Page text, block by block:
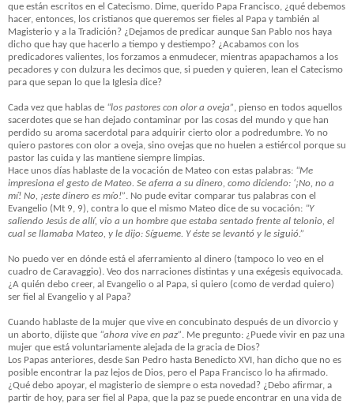
que están escritos en el Catecismo. Dime, querido Papa Francisco, ¿qué debemos
hacer, entonces, los cristianos que queremos ser fieles al Papa y también al
Magisterio y a la Tradición? ¿Dejamos de predicar aunque San Pablo nos haya
dicho que hay que hacerlo a tiempo y destiempo? ¿Acabamos con los
predicadores valientes, los forzamos a enmudecer, mientras apapachamos a los
pecadores y con dulzura les decimos que, si pueden y quieren, lean el Catecismo
para que sepan lo que la Iglesia dice?
Cada vez que hablas de “los pastores con olor a oveja”, pienso en todos aquellos
sacerdotes que se han dejado contaminar por las cosas del mundo y que han
perdido su aroma sacerdotal para adquirir cierto olor a podredumbre. Yo no
quiero pastores con olor a oveja, sino ovejas que no huelen a estiércol porque su
pastor las cuida y las mantiene siempre limpias.
Hace unos días hablaste de la vocación de Mateo con estas palabras: “Me
impresiona el gesto de Mateo. Se aferra a su dinero, como diciendo: ‘¡No, no a
mí! No, ¡este dinero es mío!”. No pude evitar comparar tus palabras con el
Evangelio (Mt 9, 9), contra lo que el mismo Mateo dice de su vocación: “Y
saliendo Jesús de allí, vio a un hombre que estaba sentado frente al telonio, el
cual se llamaba Mateo, y le dijo: Sígueme. Y éste se levantó y le siguió.”
No puedo ver en dónde está el aferramiento al dinero (tampoco lo veo en el
cuadro de Caravaggio). Veo dos narraciones distintas y una exégesis equivocada.
¿A quién debo creer, al Evangelio o al Papa, si quiero (como de verdad quiero)
ser fiel al Evangelio y al Papa?
Cuando hablaste de la mujer que vive en concubinato después de un divorcio y
un aborto, dijiste que “ahora vive en paz”. Me pregunto: ¿Puede vivir en paz una
mujer que está voluntariamente alejada de la gracia de Dios?
Los Papas anteriores, desde San Pedro hasta Benedicto XVI, han dicho que no es
posible encontrar la paz lejos de Dios, pero el Papa Francisco lo ha afirmado.
¿Qué debo apoyar, el magisterio de siempre o esta novedad? ¿Debo afirmar, a
partir de hoy, para ser fiel al Papa, que la paz se puede encontrar en una vida de